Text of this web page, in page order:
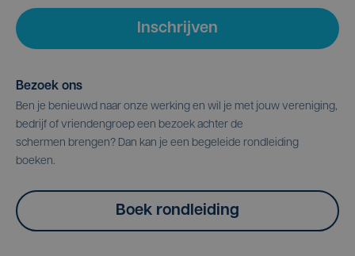
Inschrijven
Bezoek ons
Ben je benieuwd naar onze werking en wil je met jouw vereniging,
bedrijf of vriendengroep een bezoek achter de
schermen brengen? Dan kan je een begeleide rondleiding
boeken.
Boek rondleiding